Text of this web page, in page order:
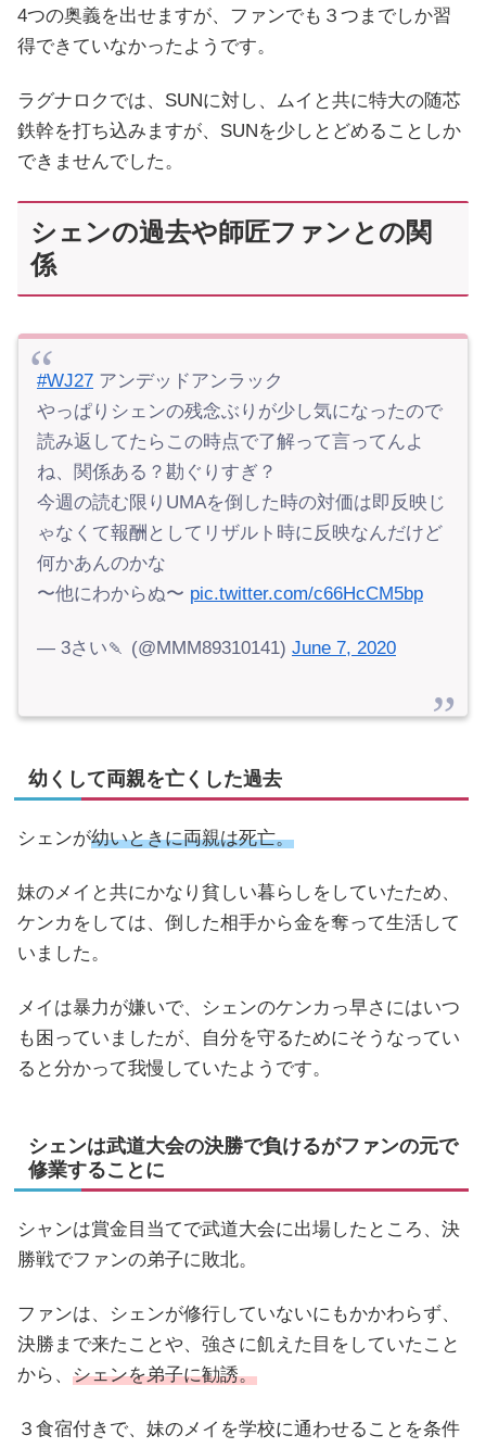
4つの奥義を出せますが、ファンでも３つまでしか習
得できていなかったようです。
ラグナロクでは、SUNに対し、ムイと共に特大の随芯
鉄幹を打ち込みますが、SUNを少しとどめることしか
できませんでした。
シェンの過去や師匠ファンとの関
係
#WJ27 アンデッドアンラック
やっぱりシェンの残念ぶりが少し気になったので
読み返してたらこの時点で了解って言ってんよ
ね、関係ある？勘ぐりすぎ？
今週の読む限りUMAを倒した時の対価は即反映じ
ゃなくて報酬としてリザルト時に反映なんだけど
何かあんのかな
〜他にわからぬ〜 pic.twitter.com/c66HcCM5bp
— 3さい🍡 (@MMM89310141) June 7, 2020
幼くして両親を亡くした過去
シェンが幼いときに両親は死亡。
妹のメイと共にかなり貧しい暮らしをしていたため、
ケンカをしては、倒した相手から金を奪って生活して
いました。
メイは暴力が嫌いで、シェンのケンカっ早さにはいつ
も困っていましたが、自分を守るためにそうなってい
ると分かって我慢していたようです。
シェンは武道大会の決勝で負けるがファンの元で
修業することに
シャンは賞金目当てで武道大会に出場したところ、決
勝戦でファンの弟子に敗北。
ファンは、シェンが修行していないにもかかわらず、
決勝まで来たことや、強さに飢えた目をしていたこと
から、 シェンを弟子に勧誘。
３食宿付きで、妹のメイを学校に通わせることを条件